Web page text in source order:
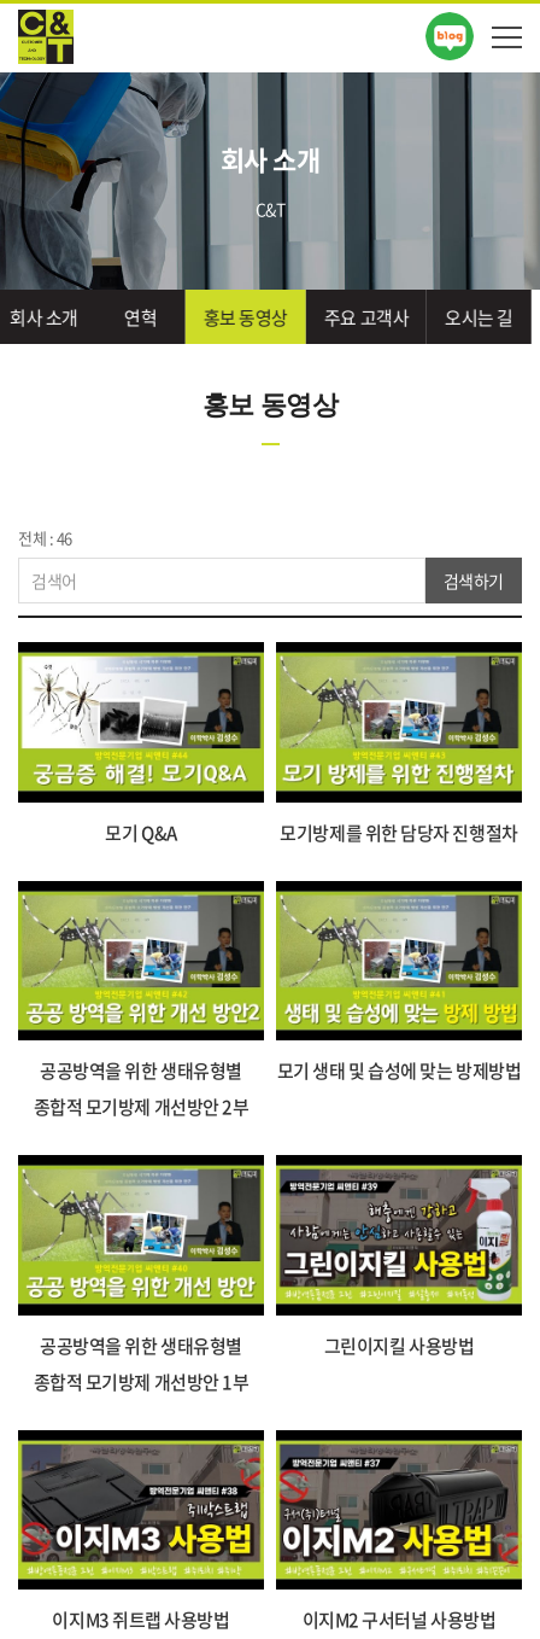
회사 소개
C&T
회사 소개 연혁 홍보 동영상 주요 고객사 오시는 길
홍보 동영상
전체 : 46
검색하기
모기 Q&A 모기방제를 위한 담당자 진행절차
공공방역을 위한 생태유형별
종합적 모기방제 개선방안 2부
모기 생태 및 습성에 맞는 방제방법
공공방역을 위한 생태유형별
종합적 모기방제 개선방안 1부
그린이지킬 사용방법
이지M3 쥐트랩 사용방법 이지M2 구서터널 사용방법